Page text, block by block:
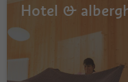
Hotel &